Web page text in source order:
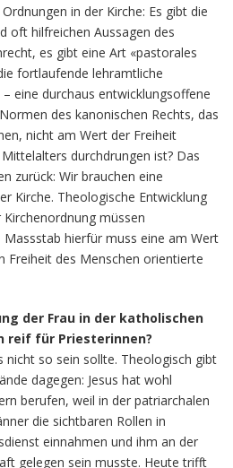
in der Kirche: Es gibt die
oft hilfreichen Aussagen des
es gibt eine Art «pastorales
fortlaufende lehramtliche
eine durchaus entwicklungsoffene
des kanonischen Rechts, das
nicht am Wert der Freiheit
durchdrungen ist? Das
zurück: Wir brauchen eine
Kirche. Theologische Entwicklung
müssen
hierfür muss eine am Wert
Freiheit des Menschen orientierte
der Frau in der katholischen
reif für Priesterinnen?
nicht so sein sollte. Theologisch gibt
dagegen: Jesus hat wohl
berufen, weil in der patriarchalen
die sichtbaren Rollen in
einnahmen und ihm an der
gelegen sein musste. Heute trifft